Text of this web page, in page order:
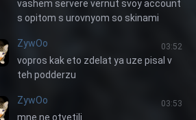
vashem servere vernut svoy account
s opitom s urovnyom so skinami
ZywOo 03:52
vopros kak eto zdelat ya uze pisal v
teh podderzu
ZywOo 03:53
mne ne otvetili